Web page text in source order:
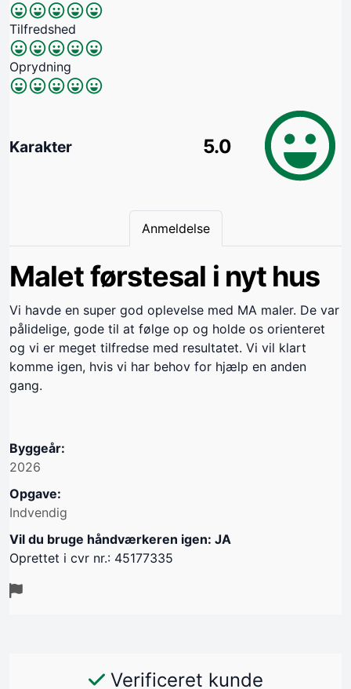
Tilfredshed
Oprydning
Karakter 5.0
Anmeldelse
Malet førstesal i nyt hus
Vi havde en super god oplevelse med MA maler. De var
pålidelige, gode til at følge op og holde os orienteret
og vi er meget tilfredse med resultatet. Vi vil klart
komme igen, hvis vi har behov for hjælp en anden
gang.
Byggeår:
2026
Opgave:
Indvendig
Vil du bruge håndværkeren igen: JA
Oprettet i cvr nr.: 45177335
Verificeret kunde